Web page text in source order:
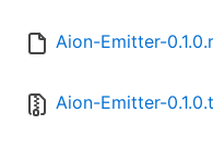
Aion-Emitter-
Aion-Emitter-